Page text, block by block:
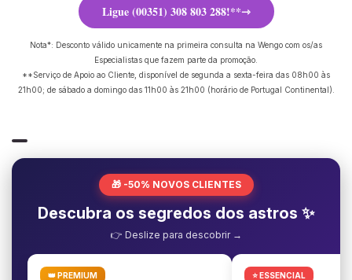
Ligue (00351) 308 803 288!**
Nota*: Desconto válido unicamente na primeira consulta na Wengo com os/as
Especialistas que fazem parte da promoção.
**Serviço de Apoio ao Cliente, disponível de segunda a sexta-feira das 08h00 às
21h00; de sábado a domingo das 11h00 às 21h00 (horário de Portugal Continental).
🎁 -50% NOVOS CLIENTES
Descubra os segredos dos astros ✨
👉 Deslize para descobrir →
👑 PREMIUM ⭐ ESSENCIAL